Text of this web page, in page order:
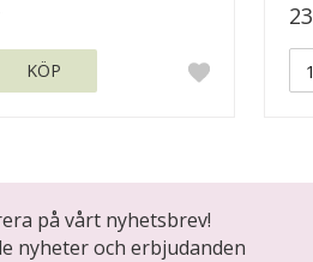
KÖP
på vårt nyhetsbrev!
nyheter och erbjudanden